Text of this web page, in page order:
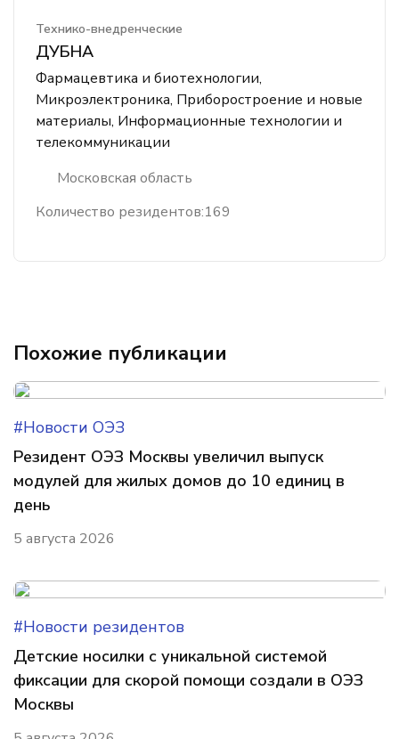
Технико-внедренческие
ДУБНА
Фармацевтика и биотехнологии,
Микроэлектроника, Приборостроение и новые
материалы, Информационные технологии и
телекоммуникации
Московская область
Количество резидентов:169
Похожие публикации
#Новости ОЭЗ
Резидент ОЭЗ Москвы увеличил выпуск
модулей для жилых домов до 10 единиц в
день
5 августа 2026
#Новости резидентов
Детские носилки с уникальной системой
фиксации для скорой помощи создали в ОЭЗ
Москвы